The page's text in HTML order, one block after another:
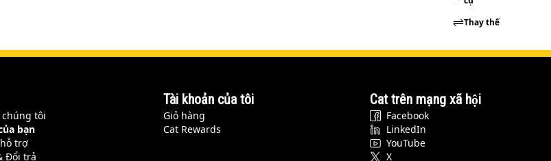
Thay thế
chúng tôi
bạn
trợ
Đổi trả
Tài khoản của tôi
Giỏ hàng
Cat Rewards
Cat trên mạng xã hội
Facebook
LinkedIn
YouTube
X